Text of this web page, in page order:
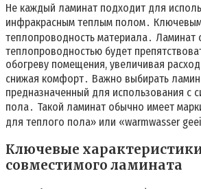
Не каждый ламинат подходит для
инфракрасным теплым полом․
теплопроводность материала․ Ламинат
теплопроводностью будет
обогреву помещения, увеличивая
снижая комфорт․ Важно выбирать
предназначенный для использования с
пола․ Такой ламинат обычно имеет
для теплого пола» или «warmwasser
Ключевые
совместимого ламината